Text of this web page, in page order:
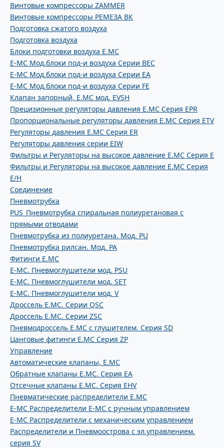
Винтовые компрессоры ZAMMER
Винтовые компрессоры РЕМЕЗА ВК
Подготовка сжатого воздуха
Подготовка воздуха
Блоки подготовки воздуха E.MC
E-MC Мод.блоки под-и воздуха Серии BEC
E-MC Мод.блоки под-и воздуха Серии EA
E-MC Мод.блоки под-и воздуха Серии FE
Клапан запорный, E.MC мод. EVSH
Прецизионные регуляторы давления E.MC Серия EPR
Пропорциональные регуляторы давления E.MC Серия ETV
Регуляторы давления E.MC Серия ER
Регуляторы давления серии EIW
Фильтры и Регуляторы на высокое давление E.MC Серия E
Фильтры и Регуляторы на высокое давление E.MC Серия
E/H
Соединение
Пневмотрубка
PUS_Пневмотрубка спиральная полиуретановая с
прямыми отводами
Пневмотрубка из полиуретана. Мод. РU
Пневмотрубка рилсан. Мод. PA
Фитинги E.MC
E-MC. Пневмоглушители мод. PSU
E-MC. Пневмоглушители мод. SET
E-MC. Пневмоглушители мод. V
Дроссель E.MC. Серии QSC
Дроссель E.MC. Серии ZSC
Пневмодроссель E.MC с глушителем. Серия SD
Цанговые фитинги E.MC Серия ZP
Управление
Автоматические клапаны, Е.МС
Обратные клапаны E.MC. Серия EA
Отсечные клапаны E.MC. Серия EHV
Пневматические распределители E.MC
E-MC Распределители E-MC с ручным управлением
E-MC Распределители с механическим управлением
Распределители и Пневмоострова с эл.управлением.
серия SV